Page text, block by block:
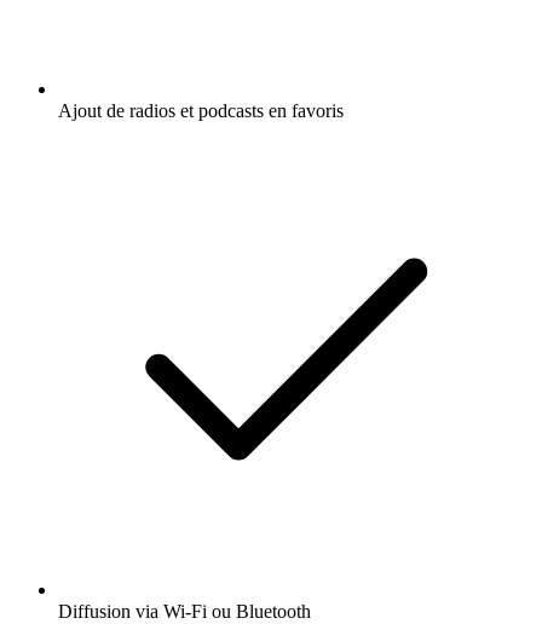
Ajout de radios et podcasts en favoris
Diffusion via Wi-Fi ou Bluetooth